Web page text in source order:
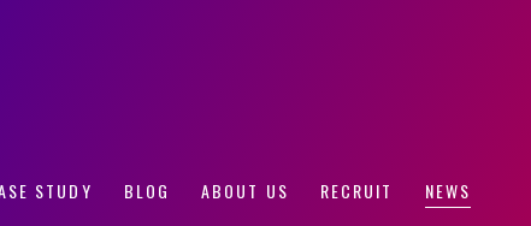
STUDY BLOG ABOUT US RECRUIT NEWS
告特化データ分析サービス Innovel Adを月額9,800円から提